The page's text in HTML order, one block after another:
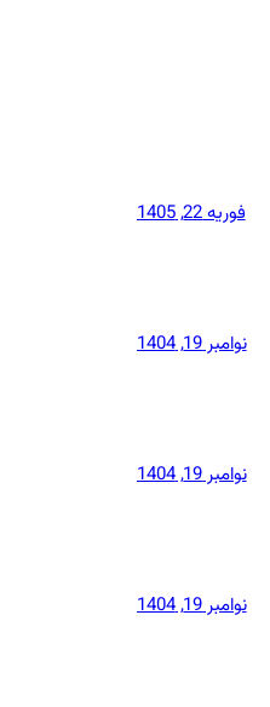
فوریه 22, 1405
نوامبر 19, 1404
نوامبر 19, 1404
نوامبر 19, 1404